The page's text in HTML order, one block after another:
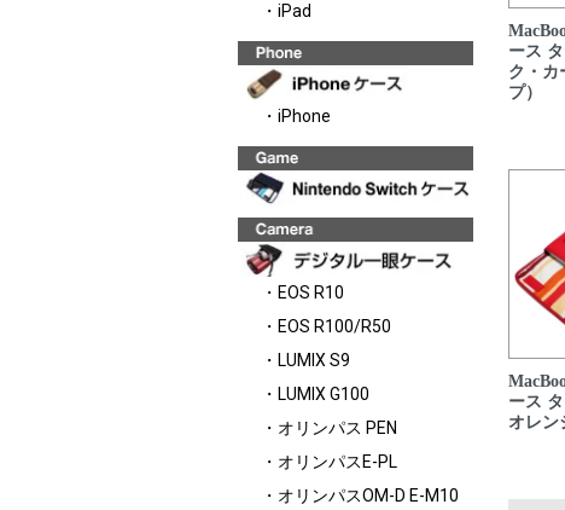
・iPad
・iPhone
・EOS R10
・EOS R100/R50
・LUMIX S9
・LUMIX G100
・オリンパス PEN
・オリンパスE-PL
・オリンパスOM-D E-M10
ース
ク・カ
プ）
ース
オレン